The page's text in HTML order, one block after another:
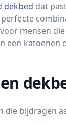
dekbed dat
mensen
een
die bijdragen